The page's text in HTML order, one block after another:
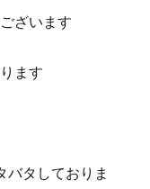
ざいます
ます
バタしておりま